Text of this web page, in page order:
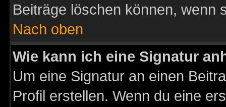
Beiträge löschen können, wenn
Nach oben
Wie kann ich eine Signatur
Um eine Signatur an einen
Profil erstellen. Wenn du eine